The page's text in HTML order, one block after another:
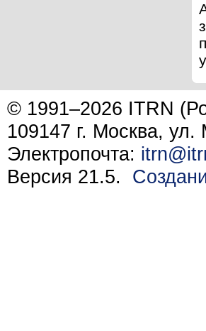
© 1991–2026 ITRN
109147 г. Москва,
Электропочта:
Версия 21.5.